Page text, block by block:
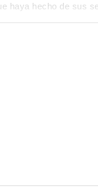
haya hecho de sus